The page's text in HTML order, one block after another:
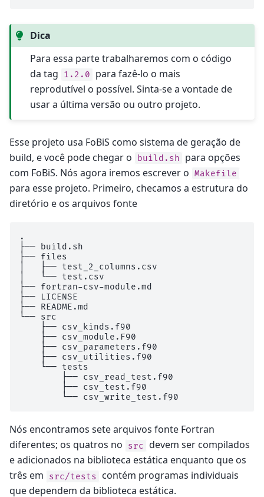
Dica
Para essa parte trabalharemos com o código
da tag
1.2.0
para fazê-lo o mais
reprodutível o possível. Sinta-se a vontade de
usar a última versão ou outro projeto.
Esse projeto usa FoBiS como sistema de geração de
build, e você pode chegar o
build.sh
para opções
com FoBiS. Nós agora iremos escrever o Makefile
para esse projeto. Primeiro, checamos a estrutura do
diretório e os arquivos fonte
.
├── build.sh
├── files
│   ├── test_2_columns.csv
│   └── test.csv
├── fortran-csv-module.md
├── LICENSE
├── README.md
└── src
    ├── csv_kinds.f90
    ├── csv_module.F90
    ├── csv_parameters.f90
    ├── csv_utilities.f90
    └── tests
        ├── csv_read_test.f90
        ├── csv_test.f90
Nós encontramos sete arquivos fonte Fortran
diferentes; os quatros no
src
devem ser compilados
e adicionados na biblioteca estática enquanto que os
três em
src/tests
contém programas individuais
que dependem da biblioteca estática.